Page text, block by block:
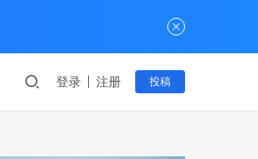
登录 注册 投稿